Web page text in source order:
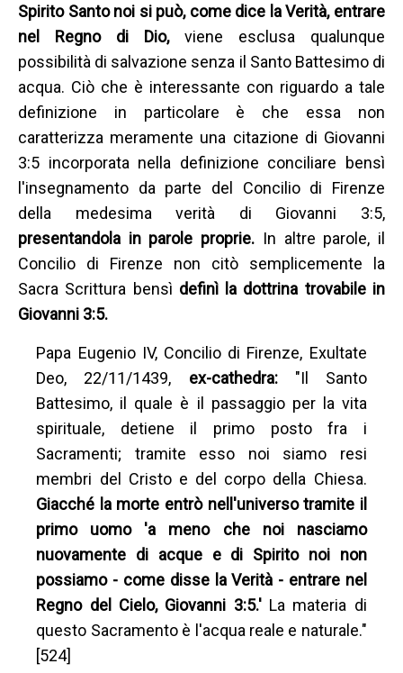
Spirito Santo noi si può, come dice la Verità, entrare
nel Regno di Dio, viene esclusa qualunque
possibilità di salvazione senza il Santo Battesimo di
acqua. Ciò che è interessante con riguardo a tale
definizione in particolare è che essa non
caratterizza meramente una citazione di Giovanni
3:5 incorporata nella definizione conciliare bensì
l'insegnamento da parte del Concilio di Firenze
della medesima verità di Giovanni 3:5,
presentandola in parole proprie. In altre parole, il
Concilio di Firenze non citò semplicemente la
Sacra Scrittura bensì definì la dottrina trovabile in
Giovanni 3:5.
Papa Eugenio IV, Concilio di Firenze, Exultate
Deo, 22/11/1439, ex-cathedra: "Il Santo
Battesimo, il quale è il passaggio per la vita
spirituale, detiene il primo posto fra i
Sacramenti; tramite esso noi siamo resi
membri del Cristo e del corpo della Chiesa.
Giacché la morte entrò nell'universo tramite il
primo uomo 'a meno che noi nasciamo
nuovamente di acque e di Spirito noi non
possiamo - come disse la Verità - entrare nel
Regno del Cielo, Giovanni 3:5.'La materia di
questo Sacramento è l'acqua reale e naturale."
[524]